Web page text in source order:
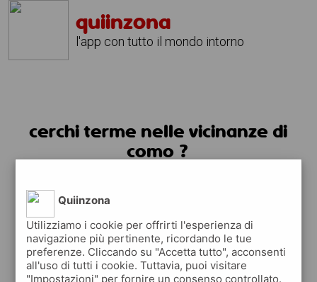
quiinzona
l'app con tutto il mondo intorno
cerchi terme nelle vicinanze di
como ?
Quiinzona
Utilizziamo i cookie per offrirti l'esperienza di
navigazione più pertinente, ricordando le tue
preferenze. Cliccando su "Accetta tutto", acconsenti
all'uso di tutti i cookie. Tuttavia, puoi visitare
"Impostazioni" per fornire un consenso controllato.